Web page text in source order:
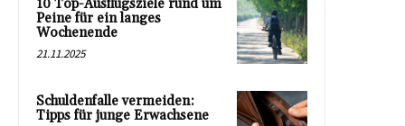
10 Top-Ausflugsziele rund um
Peine für ein langes
Wochenende
21.11.2025
Schuldenfalle vermeiden:
Tipps für junge Erwachsene